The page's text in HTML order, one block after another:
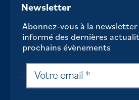
Newsletter
Abonnez-vous à la
informé des dernières
prochains évènements